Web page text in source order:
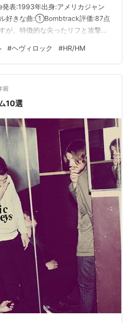
表:1993年出身:アメリカジャン
好きな曲:①Bombtrack評価:87点
が、特徴的な尖ったリフと攻撃的
Bz5lvwJaAj — おすすめメタルア
2023年5月2日
#ヘヴィロック #HR/HM
前
10選